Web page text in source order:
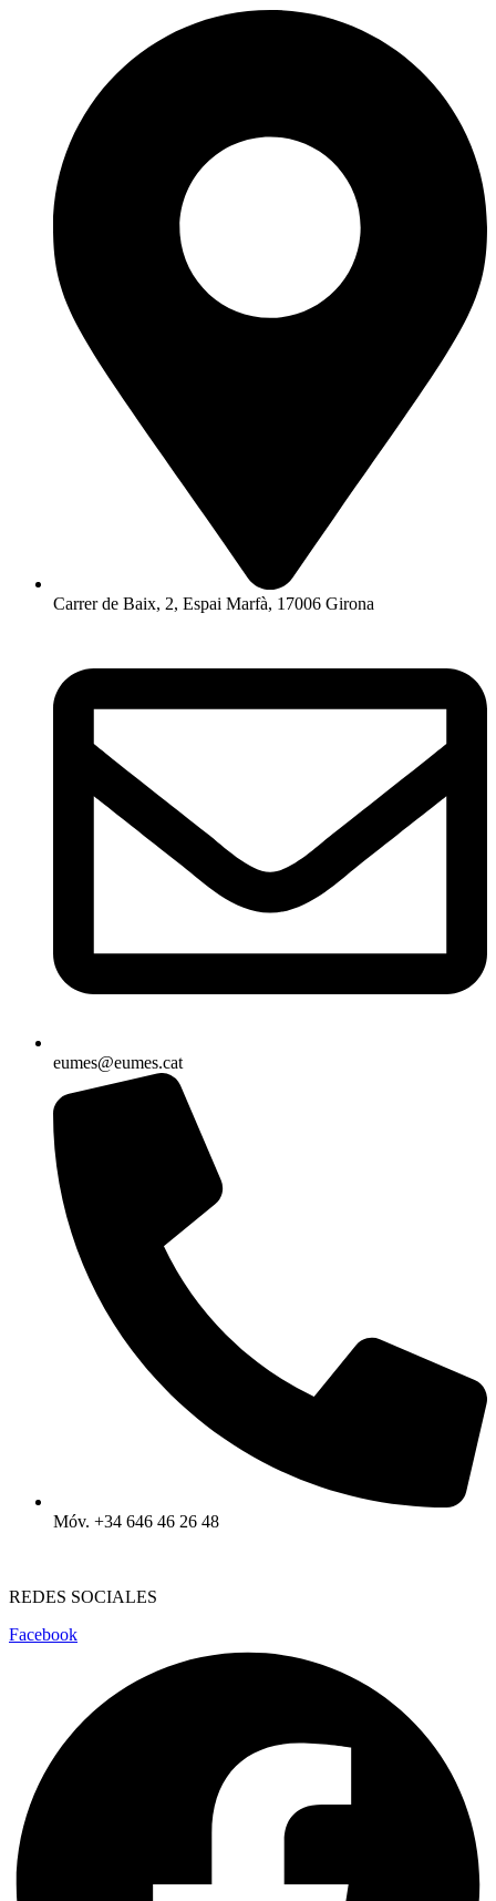
Carrer de Baix, 2, Espai Marfà, 17006 Girona
eumes@eumes.cat
Móv. +34 646 46 26 48
REDES SOCIALES
Facebook